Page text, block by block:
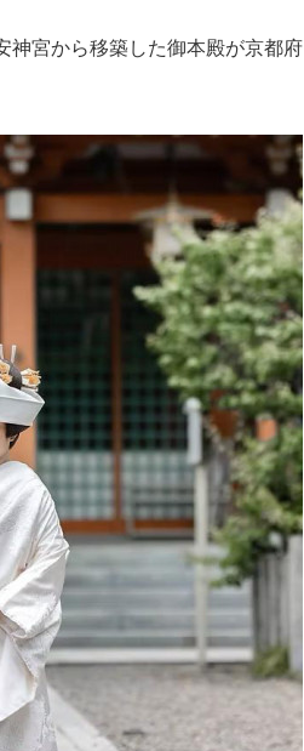
神宮から移築した御本殿が京都府